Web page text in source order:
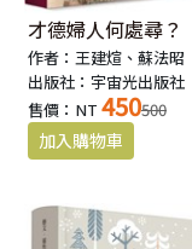
才德婦人何處尋？
作者：王建煊、蘇法昭
出版社：宇宙光出版社
售價：NT 450500